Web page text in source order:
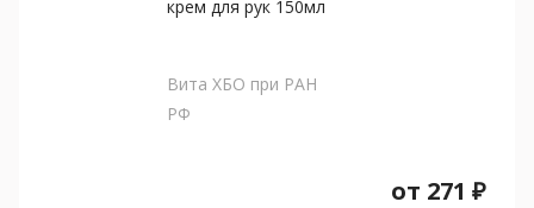
крем для рук 150мл
Вита ХБО при РАН
РФ
от 271 ₽